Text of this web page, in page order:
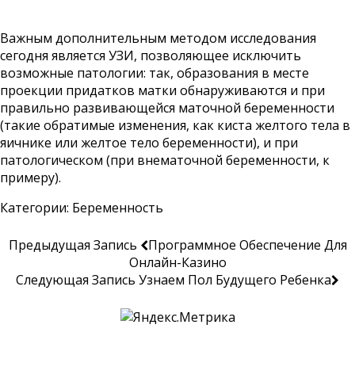
Важным дополнительным методом исследования
сегодня является УЗИ, позволяющее исключить
возможные патологии: так, образования в месте
проекции придатков матки обнаруживаются и при
правильно развивающейся маточной беременности
(такие обратимые изменения, как киста желтого тела в
яичнике или желтое тело беременности), и при
патологическом (при внематочной беременности, к
примеру).
Категории: Беременность
Предыдущая Запись
Программное Обеспечение Для
Онлайн-Казино
Следующая Запись Узнаем Пол Будущего Ребенка